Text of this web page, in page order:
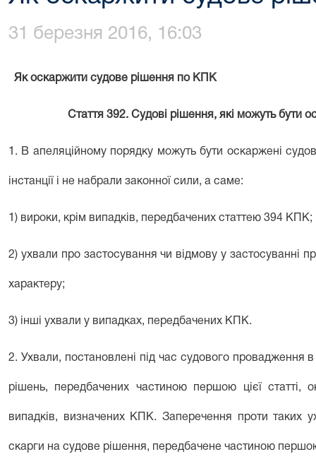
31 березня 2016, 16:03
Як оскаржити судове рішення по КПК
Стаття 392. Судові рішення, які можуть бути
1. В апеляційному порядку можуть бути оскаржені
інстанції і не набрали законної сили, а саме:
1) вироки, крім випадків, передбачених статтею 394 КПК;
2) ухвали про застосування чи відмову у застосуванні
характеру;
3) інші ухвали у випадках, передбачених КПК.
2. Ухвали, постановлені під час судового провадження в
рішень, передбачених частиною першою цієї статті,
випадків, визначених КПК. Заперечення проти таких
скарги на судове рішення, передбачене частиною першою